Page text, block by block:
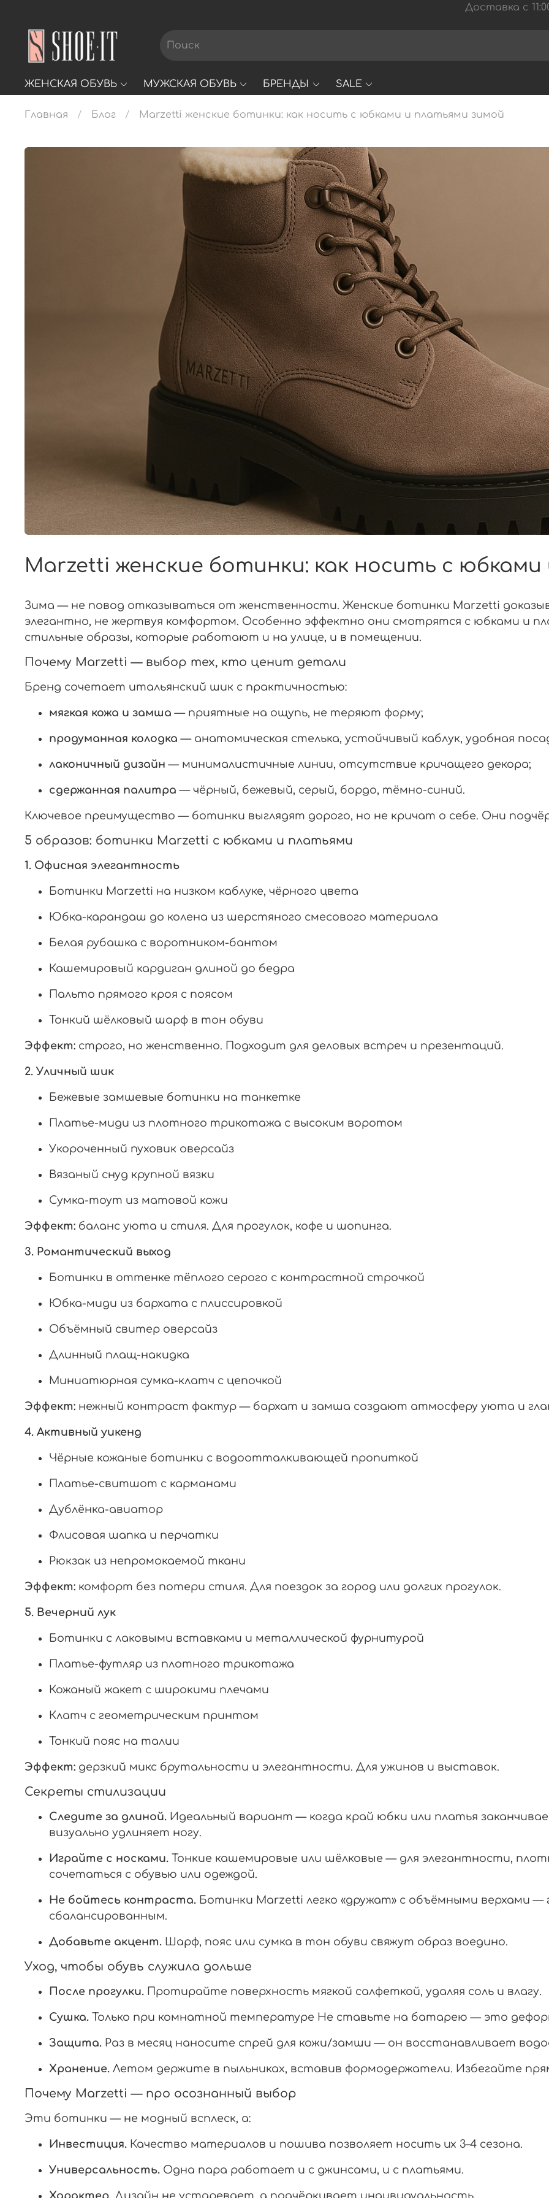
Доставка с
ЖЕНСКАЯ ОБУВЬ МУЖСКАЯ ОБУВЬ БРЕНДЫ SALE
Главная Блог Marzetti женские ботинки: как носить с юбками и платьями зимой
Marzetti женские ботинки: как носить с
Зима — не повод отказываться от женственности. Женские ботинки Marzetti
элегантно, не жертвуя комфортом. Особенно эффектно они смотрятся с юбками и
стильные образы, которые работают и на улице, и в помещении.
Почему Marzetti — выбор тех, кто ценит детали
Бренд сочетает итальянский шик с практичностью:
мягкая кожа и замша — приятные на ощупь, не теряют форму;
продуманная колодка — анатомическая стелька, устойчивый каблук, удобная
лаконичный дизайн — минималистичные линии, отсутствие кричащего декора;
сдержанная палитра — чёрный, бежевый, серый, бордо, тёмно-синий.
Ключевое преимущество — ботинки выглядят дорого, но не кричат о себе. Они
5 образов: ботинки Marzetti с юбками и платьями
1. Офисная элегантность
Ботинки Marzetti на низком каблуке, чёрного цвета
Юбка-карандаш до колена из шерстяного смесового материала
Белая рубашка с воротником-бантом
Кашемировый кардиган длиной до бедра
Пальто прямого кроя с поясом
Тонкий шёлковый шарф в тон обуви
Эффект: строго, но женственно. Подходит для деловых встреч и презентаций.
2. Уличный шик
Бежевые замшевые ботинки на танкетке
Платье-миди из плотного трикотажа с высоким воротом
Укороченный пуховик оверсайз
Вязаный снуд крупной вязки
Сумка-тоут из матовой кожи
Эффект: баланс уюта и стиля. Для прогулок, кофе и шопинга.
3. Романтический выход
Ботинки в оттенке тёплого серого с контрастной строчкой
Юбка-миди из бархата с плиссировкой
Объёмный свитер оверсайз
Длинный плащ-накидка
Миниатюрная сумка-клатч с цепочкой
Эффект: нежный контраст фактур — бархат и замша создают атмосферу уюта и
4. Активный уикенд
Чёрные кожаные ботинки с водоотталкивающей пропиткой
Платье-свитшот с карманами
Дублёнка-авиатор
Флисовая шапка и перчатки
Рюкзак из непромокаемой ткани
Эффект: комфорт без потери стиля. Для поездок за город или долгих прогулок.
5. Вечерний лук
Ботинки с лаковыми вставками и металлической фурнитурой
Платье-футляр из плотного трикотажа
Кожаный жакет с широкими плечами
Клатч с геометрическим принтом
Тонкий пояс на талии
Эффект: дерзкий микс брутальности и элегантности. Для ужинов и выставок.
Секреты стилизации
Следите за длиной. Идеальный вариант — когда край юбки или платья
визуально удлиняет ногу.
Играйте с носками. Тонкие кашемировые или шёлковые — для элегантности,
сочетаться с обувью или одеждой.
Не бойтесь контраста. Ботинки Marzetti легко «дружат» с объёмными верхами —
сбалансированным.
Добавьте акцент. Шарф, пояс или сумка в тон обуви свяжут образ воедино.
Уход, чтобы обувь служила дольше
После прогулки. Протирайте поверхность мягкой салфеткой, удаляя соль и влагу.
Сушка. Только при комнатной температуре Не ставьте на батарею — это
Защита. Раз в месяц наносите спрей для кожи/замши — он восстанавливает
Хранение. Летом держите в пыльниках, вставив формодержатели. Избегайте
Почему Marzetti — про осознанный выбор
Эти ботинки — не модный всплеск, а:
Инвестиция. Качество материалов и пошива позволяет носить их 3–4 сезона.
Универсальность. Одна пара работает и с джинсами, и с платьями.
Характер. Дизайн не устаревает, а подчёркивает индивидуальность.